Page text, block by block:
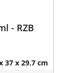
- RZB
37 x 29.7 cm